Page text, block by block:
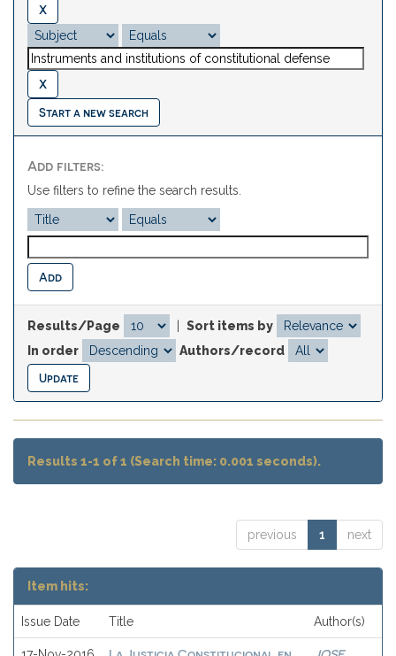
Start a new search
Add filters:
Use filters to refine the search results.
Results/Page
Sort items by
In order
Authors/record
Results 1-1 of 1 (Search time: 0.001 seconds).
previous 1 next
Item hits:
Issue Date Title Author(s)